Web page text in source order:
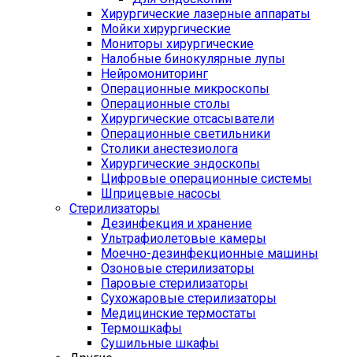
Хирургические лазерные аппараты
Мойки хирургические
Мониторы хирургические
Налобные бинокулярные лупы
Нейромониторинг
Операционные микроскопы
Операционные столы
Хирургические отсасыватели
Операционные светильники
Столики анестезиолога
Хирургические эндоскопы
Цифровые операционные системы
Шприцевые насосы
Стерилизаторы
Дезинфекция и хранение
Ультрафиолетовые камеры
Моечно-дезинфекционные машины
Озоновые стерилизаторы
Паровые стерилизаторы
Сухожаровые стерилизаторы
Медицинские термостаты
Термошкафы
Сушильные шкафы